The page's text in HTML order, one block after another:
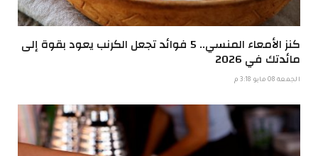
كنز الأمعاء المنسي.. 5 فوائد تجعل الكرنب يعود بقوة إلى
مائدتك في 2026
الجمعة 08 مايو 3:18 م